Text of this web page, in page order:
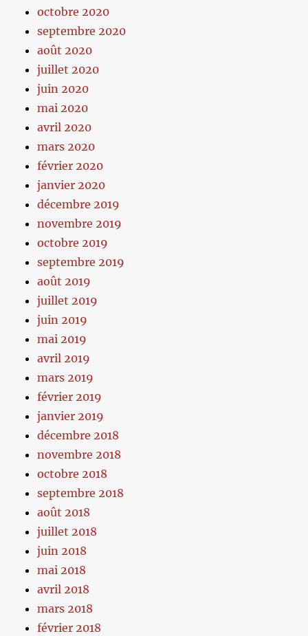
octobre 2020
septembre 2020
août 2020
juillet 2020
juin 2020
mai 2020
avril 2020
mars 2020
février 2020
janvier 2020
décembre 2019
novembre 2019
octobre 2019
septembre 2019
août 2019
juillet 2019
juin 2019
mai 2019
avril 2019
mars 2019
février 2019
janvier 2019
décembre 2018
novembre 2018
octobre 2018
septembre 2018
août 2018
juillet 2018
juin 2018
mai 2018
avril 2018
mars 2018
février 2018